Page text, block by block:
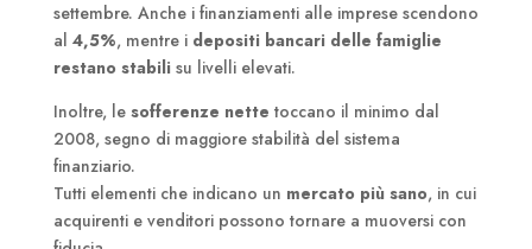
settembre. Anche i finanziamenti alle imprese scendono
al 4,5%, mentre i depositi bancari delle famiglie
restano stabilisu livelli elevati.
Inoltre, le sofferenze nette toccano il minimo dal
2008, segno di maggiore stabilità del sistema
finanziario.
Tutti elementi che indicano un mercato più sano, in cui
acquirenti e venditori possono tornare a muoversi con